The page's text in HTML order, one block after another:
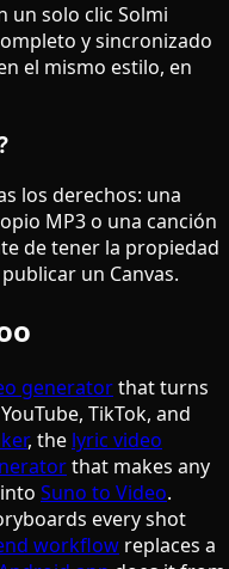
un solo clic Solmi
y sincronizado
el mismo estilo, en
los derechos: una
MP3 o una canción
de tener la propiedad
un Canvas.
generatorthat turns
TikTok, and
, the lyric video
that makes any
Suno to Video.
every shot
workflow replaces a